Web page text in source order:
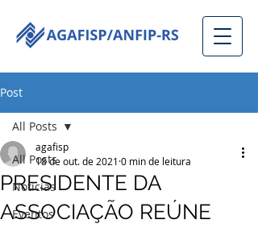
Post
All Posts
Notícias
Eventos
All Posts
PRESIDENTE DA
ASSOCIAÇÃO REÚNE
agafisp
18 de out. de 2021 0 min de leitura